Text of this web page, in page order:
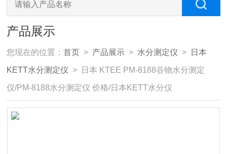
产品展示
您现在的位置：首页 > 产品展示 > 水分测定仪 > 日本
KETT水分测定仪 > 日本 KTEE PM-8188谷物水分测定
仪/PM-8188水分测定仪 价格/日本KETT水分仪